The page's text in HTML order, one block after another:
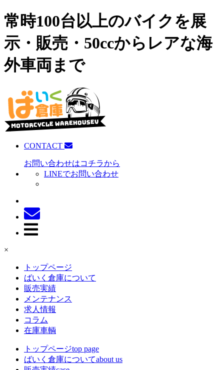
常時100台以上のバイクを展
示・販売・50ccからレアな海
外車両まで
CONTACT
お問い合わせはコチラから
LINEでお問い合わせ
×
トップページ
ばいく倉庫について
販売実績
メンテナンス
求人情報
コラム
在庫車輌
トップページtop page
ばいく倉庫についてabout us